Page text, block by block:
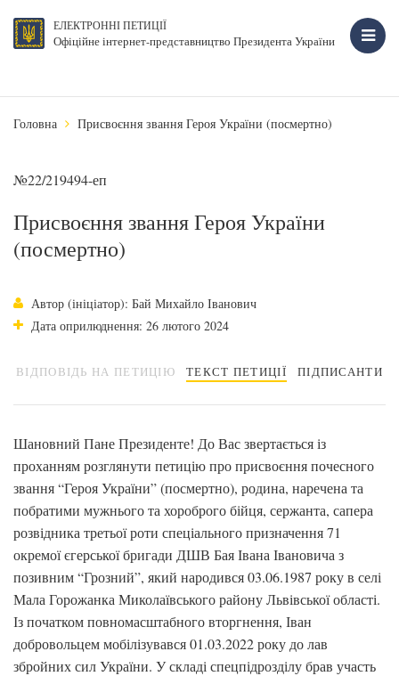
ЕЛЕКТРОННІ ПЕТИЦІЇ
Офіційне інтернет-представництво Президента України
Головна Присвоєння звання Героя України (посмертно)
№22/219494-еп
Присвоєння звання Героя України
(посмертно)
Автор (ініціатор): Бай Михайло Іванович
Дата оприлюднення: 26 лютого 2024
ВІДПОВІДЬ НА ПЕТИЦІЮ ТЕКСТ ПЕТИЦІЇ ПІДПИСАНТИ
Шановний Пане Президенте! До Вас звертається із
проханням розглянути петицію про присвоєння почесного
звання “Героя України” (посмертно), родина, наречена та
побратими мужнього та хороброго бійця, сержанта, сапера
розвідника третьої роти спеціального призначення 71
окремої єгерської бригади ДШВ Бая Івана Івановича з
позивним “Грозний”, який народився 03.06.1987 року в селі
Мала Горожанка Миколаївського району Львівської області.
Із початком повномасштабного вторгнення, Іван
добровольцем мобілізувався 01.03.2022 року до лав
збройних сил України. У складі спецпідрозділу брав участь